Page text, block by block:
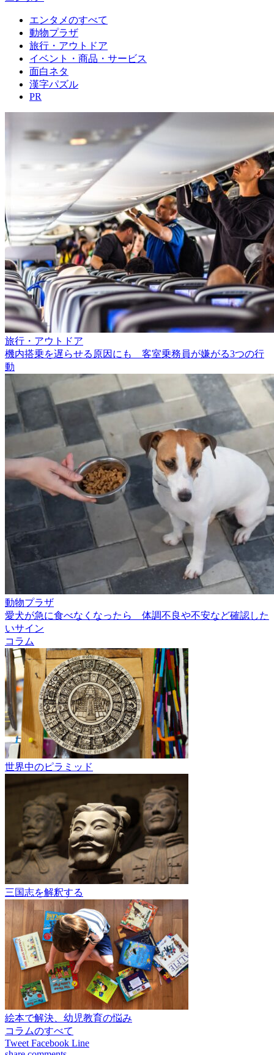
エンタメのすべて
動物プラザ
旅行・アウトドア
イベント・商品・サービス
面白ネタ
漢字パズル
PR
旅行・アウトドア
機内搭乗を遅らせる原因にも 客室乗務員が嫌がる3つの行
動
動物プラザ
愛犬が急に食べなくなったら 体調不良や不安など確認した
いサイン
コラム
世界中のピラミッド
三国志を解釈する
絵本で解決、幼児教育の悩み
コラムのすべて
Tweet Facebook Line